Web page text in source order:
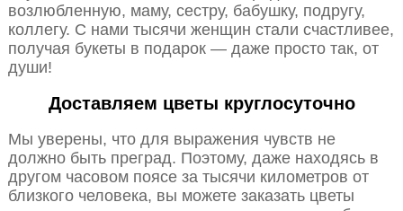
возлюбленную, маму, сестру, бабушку, подругу,
коллегу. С нами тысячи женщин стали счастливее,
получая букеты в подарок — даже просто так, от
души!
Доставляем цветы круглосуточно
Мы уверены, что для выражения чувств не
должно быть преград. Поэтому, даже находясь в
другом часовом поясе за тысячи километров от
близкого человека, вы можете заказать цветы